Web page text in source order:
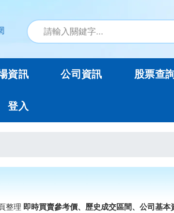
資訊 公司資訊 股票查
登入
整理 即時買賣參考價、歷史成交區間、公司基本